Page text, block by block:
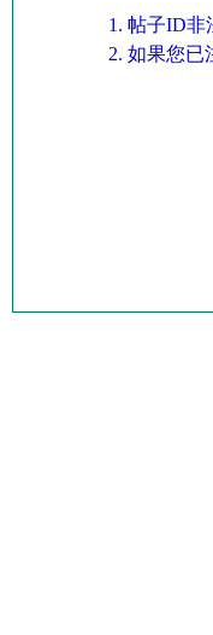
帖子ID非
如果您已